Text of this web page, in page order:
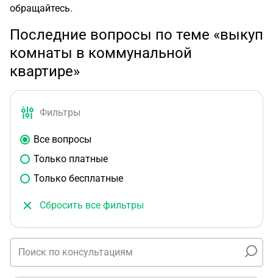
обращайтесь.
Последние вопросы по теме «выкуп
комнаты в коммунальной
квартире»
Фильтры
Все вопросы
Только платные
Только бесплатные
Сбросить все фильтры